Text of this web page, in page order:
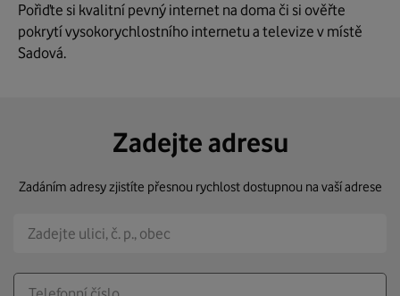
Pořiďte si kvalitní pevný internet na doma či si ověřte
pokrytí vysokorychlostního internetu a televize v místě
Sadová.
Zadejte adresu
Zadáním adresy zjistíte přesnou rychlost dostupnou na vaší adrese